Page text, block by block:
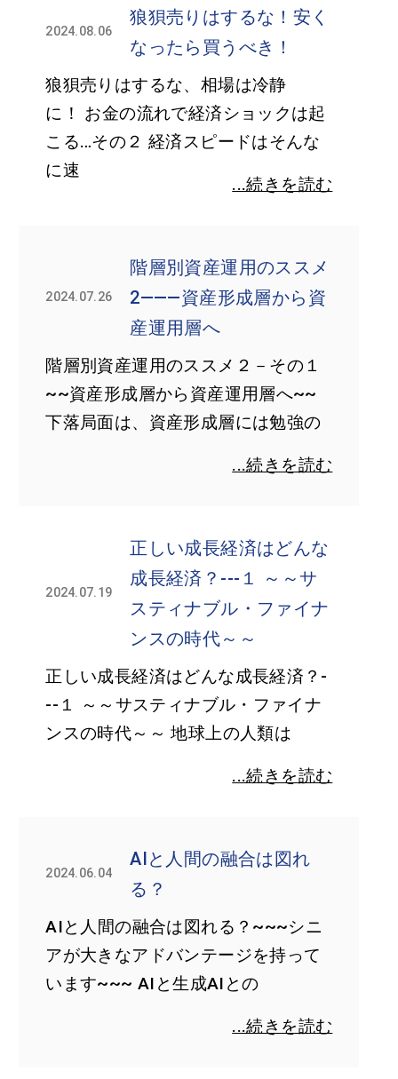
2024.08.06
狼狽売りはするな！安く
なったら買うべき！
狼狽売りはするな、相場は冷静
に！ お金の流れで経済ショックは起
こる…その２ 経済スピードはそんな
に速
...続きを読む
2024.07.26
階層別資産運用のススメ
2―――資産形成層から資
産運用層へ
階層別資産運用のススメ２－その１
~~資産形成層から資産運用層へ~~
下落局面は、資産形成層には勉強の
...続きを読む
2024.07.19
正しい成長経済はどんな
成長経済？---１ ～～サ
スティナブル・ファイナ
ンスの時代～～
正しい成長経済はどんな成長経済？-
--１ ～～サスティナブル・ファイナ
ンスの時代～～ 地球上の人類は
...続きを読む
2024.06.04
AIと人間の融合は図れ
る？
AIと人間の融合は図れる？~~~シニ
アが大きなアドバンテージを持って
います~~~ AIと生成AIとの
...続きを読む